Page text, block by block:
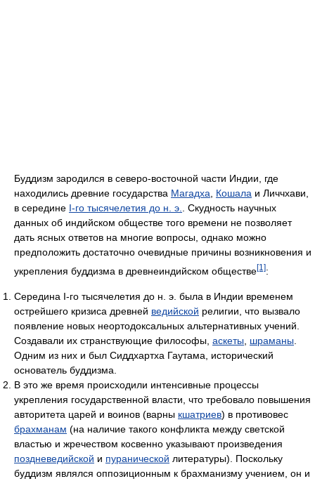
Буддизм зародился в северо-восточной части Индии, где
находились древние государства Магадха, Кошала и Личчхави,
в середине I-го тысячелетия до н. э.. Скудность научных
данных об индийском обществе того времени не позволяет
дать ясных ответов на многие вопросы, однако можно
предположить достаточно очевидные причины возникновения и
укрепления буддизма в древнеиндийском обществе[1]:
Середина I-го тысячелетия до н. э. была в Индии временем
острейшего кризиса древней ведийской религии, что вызвало
появление новых неортодоксальных альтернативных учений.
Создавали их странствующие философы, аскеты шраманы
Одним из них и был Сиддхартха Гаутама, исторический
основатель буддизма.
В это же время происходили интенсивные процессы
укрепления государственной власти, что требовало повышения
авторитета царей и воинов (варны кшатриев) в противовес
брахманам (на наличие такого конфликта между светской
властью и жречеством косвенно указывают произведения
поздневедийской и пуранической литературы). Поскольку
буддизм являлся оппозиционным к брахманизму учением, он и